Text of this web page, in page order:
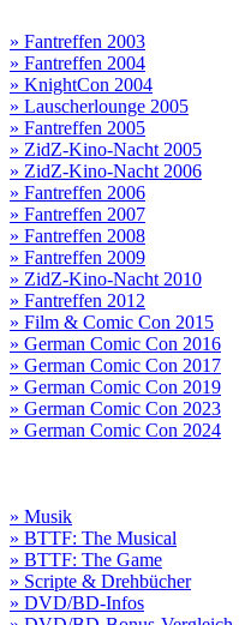
» Fantreffen 2003
» Fantreffen 2004
» KnightCon 2004
» Lauscherlounge 2005
» Fantreffen 2005
» ZidZ-Kino-Nacht 2005
» ZidZ-Kino-Nacht 2006
» Fantreffen 2006
» Fantreffen 2007
» Fantreffen 2008
» Fantreffen 2009
» ZidZ-Kino-Nacht 2010
» Fantreffen 2012
» Film & Comic Con 2015
» German Comic Con 2016
» German Comic Con 2017
» German Comic Con 2019
» German Comic Con 2023
» German Comic Con 2024
» Musik
» BTTF: The Musical
» BTTF: The Game
» Scripte & Drehbücher
» DVD/BD-Infos